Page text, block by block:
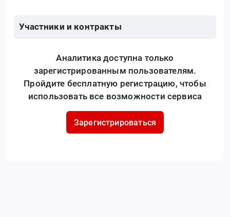
Участники и контракты
Аналитика доступна только
зарегистрированным пользователям.
Пройдите бесплатную регистрацию, чтобы
использовать все возможности сервиса
Зарегистрироваться